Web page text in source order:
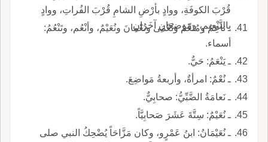
قُرْبَ الكوفَةِ، ووادٍ بأرْضِ الشامِ قُرْبَ الفُراتِ، ووادٍ
بالتَّنْعِيمِ، ومَوضِعَانِ آخَرانِ.
ـ ناعِمٌ ومُنَعِّمٌ ونُعْمَى ونُعْمانَ ونُعَيْمٌ، وأنْعُم، وتَنْعُمُ:
أسماء.
ـ يَنْعَمُ: حَيٌّ.
ـ نُعْمٌ: امرأةٌ، وأربعةُ مَواضِعَ.
ـ نَعامَةُ الضَّبِّيُّ: صحابِيٌّ.
ـ نُعَيْمٌ: سِتَّةَ عَشَرَ صَحابِيَّاً.
ـ نُعَيْمَانُ: ابنُ عَمْرٍو، وكان مَزَّاحَاً يُضْحِكُ النبي صلى